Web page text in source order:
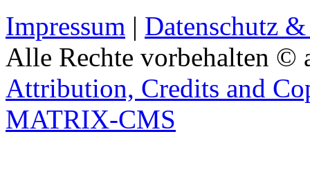
Impressum | Datenschutz
Alle Rechte vorbehalten ©
Attribution, Credits and
MATRIX-CMS